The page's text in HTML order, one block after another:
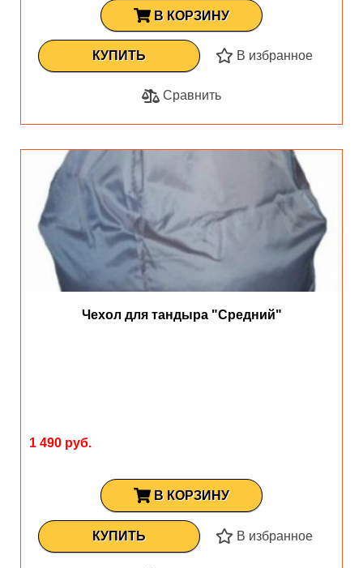
В КОРЗИНУ
КУПИТЬ В избранное
Сравнить
Чехол для тандыра "Средний"
1 490 руб.
В КОРЗИНУ
КУПИТЬ В избранное